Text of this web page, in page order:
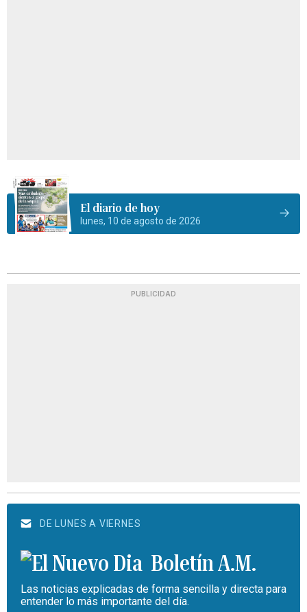
El diario de hoy
lunes, 10 de agosto de 2026
PUBLICIDAD
DE LUNES A VIERNES
Boletín A.M.
Las noticias explicadas de forma sencilla y directa para
entender lo más importante del día.